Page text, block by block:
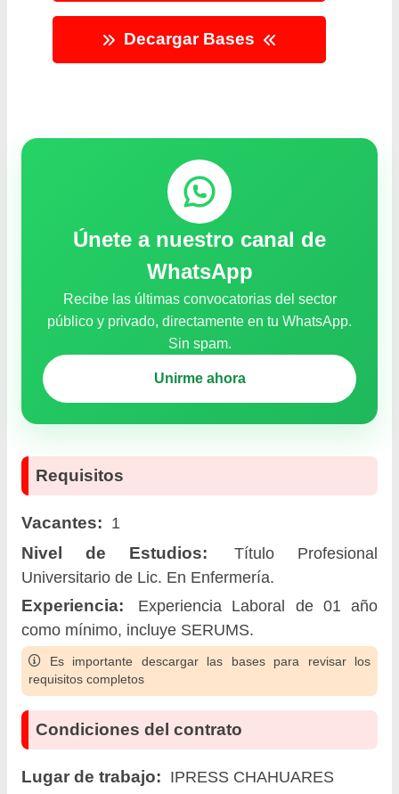
Decargar Bases
Únete a nuestro canal de
WhatsApp
Recibe las últimas convocatorias del sector
público y privado, directamente en tu WhatsApp.
Sin spam.
Unirme ahora
Requisitos
Vacantes: 1
Nivel de Estudios:
Título Profesional
Universitario de Lic. En Enfermería.
Experiencia:
Experiencia Laboral de 01 año
como mínimo, incluye SERUMS.
Es importante descargar las bases para revisar los
requisitos completos
Condiciones del contrato
Lugar de trabajo: IPRESS CHAHUARES